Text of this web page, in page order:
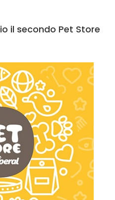
il secondo Pet Store